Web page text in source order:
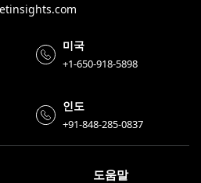
미국
+1-650-918-5898
인도
+91-848-285-0837
도움말